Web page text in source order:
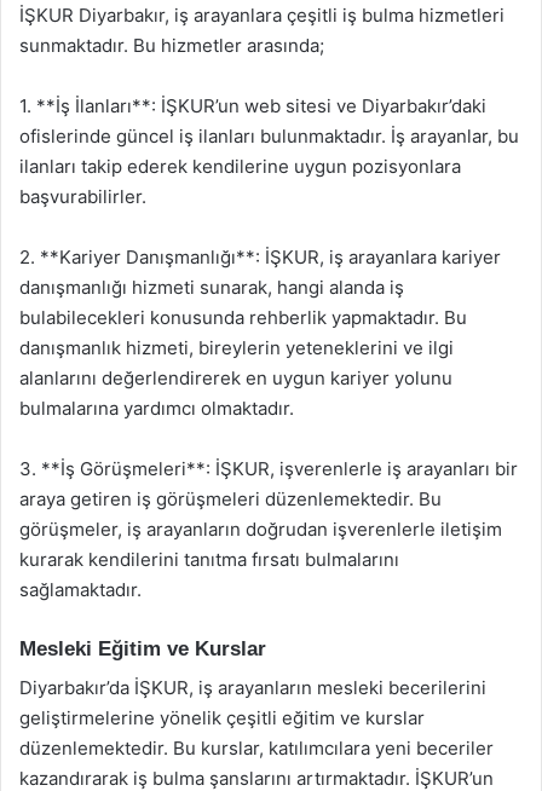
İŞKUR Diyarbakır, iş arayanlara çeşitli iş bulma hizmetleri
sunmaktadır. Bu hizmetler arasında;
1. **İş İlanları**: İŞKUR’un web sitesi ve Diyarbakır’daki
ofislerinde güncel iş ilanları bulunmaktadır. İş arayanlar, bu
ilanları takip ederek kendilerine uygun pozisyonlara
başvurabilirler.
2. **Kariyer Danışmanlığı**: İŞKUR, iş arayanlara kariyer
danışmanlığı hizmeti sunarak, hangi alanda iş
bulabilecekleri konusunda rehberlik yapmaktadır. Bu
danışmanlık hizmeti, bireylerin yeteneklerini ve ilgi
alanlarını değerlendirerek en uygun kariyer yolunu
bulmalarına yardımcı olmaktadır.
3. **İş Görüşmeleri**: İŞKUR, işverenlerle iş arayanları bir
araya getiren iş görüşmeleri düzenlemektedir. Bu
görüşmeler, iş arayanların doğrudan işverenlerle iletişim
kurarak kendilerini tanıtma fırsatı bulmalarını
sağlamaktadır.
Mesleki Eğitim ve Kurslar
Diyarbakır’da İŞKUR, iş arayanların mesleki becerilerini
geliştirmelerine yönelik çeşitli eğitim ve kurslar
düzenlemektedir. Bu kurslar, katılımcılara yeni beceriler
kazandırarak iş bulma şanslarını artırmaktadır. İŞKUR’un